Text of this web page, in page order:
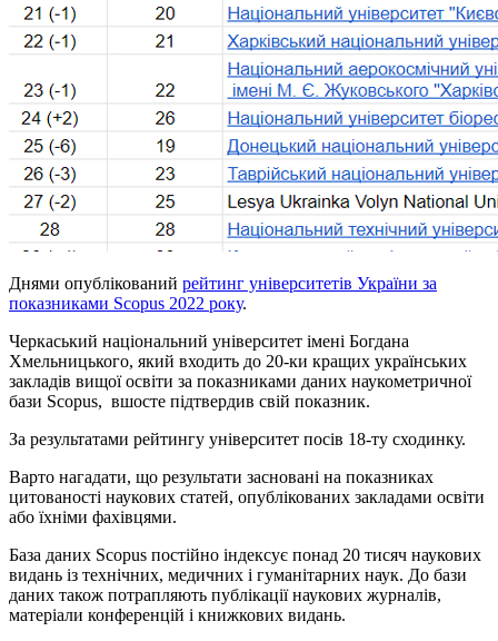
Днями опублікований рейтинг університетів України за
показниками Scopus 2022 року.
Черкаський національний університет імені Богдана
Хмельницького, який входить до 20-ки кращих українських
закладів вищої освіти за показниками даних наукометричної
бази Scopus, вшосте підтвердив свій показник.
За результатами рейтингу університет посів 18-ту сходинку.
Варто нагадати, що результати засновані на показниках
цитованості наукових статей, опублікованих закладами освіти
або їхніми фахівцями.
База даних Scopus постійно індексує понад 20 тисяч наукових
видань із технічних, медичних і гуманітарних наук. До бази
даних також потрапляють публікації наукових журналів,
матеріали конференцій і книжкових видань.